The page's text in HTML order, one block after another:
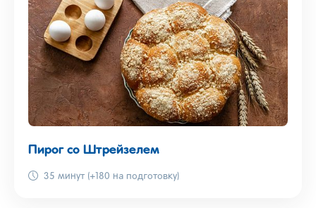
Пирог со Штрейзелем
35 минут (+180 на подготовку)